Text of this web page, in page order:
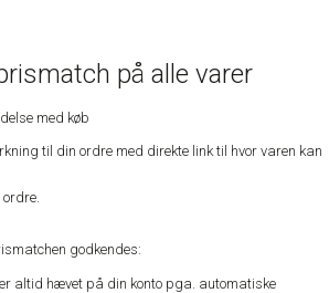
på alle varer
med køb
til din ordre med direkte link til hvor varen kan
godkendes:
altid hævet på din konto pga. automatiske